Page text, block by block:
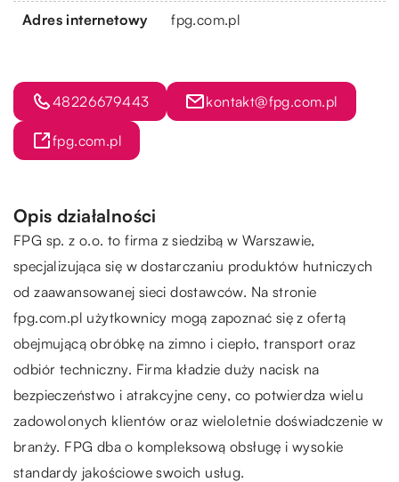
Adres internetowy fpg.com.pl
48226679443 kontakt@fpg.com.pl
fpg.com.pl
Opis działalności
FPG sp. z o.o. to firma z siedzibą w Warszawie,
specjalizująca się w dostarczaniu produktów hutniczych
od zaawansowanej sieci dostawców. Na stronie
fpg.com.pl użytkownicy mogą zapoznać się z ofertą
obejmującą obróbkę na zimno i ciepło, transport oraz
odbiór techniczny. Firma kładzie duży nacisk na
bezpieczeństwo i atrakcyjne ceny, co potwierdza wielu
zadowolonych klientów oraz wieloletnie doświadczenie w
branży. FPG dba o kompleksową obsługę i wysokie
standardy jakościowe swoich usług.